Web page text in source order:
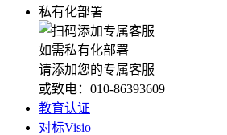
私有化部署
如需私有化部署
请添加您的专属客服
或致电：010-86393609
教育认证
对标Visio